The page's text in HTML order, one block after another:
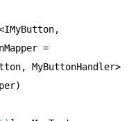
=
MyButtonHandler>